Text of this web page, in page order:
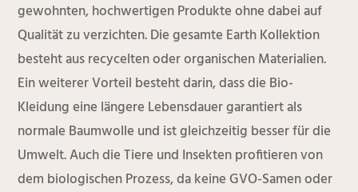
gewohnten, hochwertigen Produkte ohne dabei auf
Qualität zu verzichten. Die gesamte Earth Kollektion
besteht aus recycelten oder organischen Materialien.
Ein weiterer Vorteil besteht darin, dass die Bio-
Kleidung eine längere Lebensdauer garantiert als
normale Baumwolle und ist gleichzeitig besser für die
Umwelt. Auch die Tiere und Insekten profitieren von
dem biologischen Prozess, da keine GVO-Samen oder